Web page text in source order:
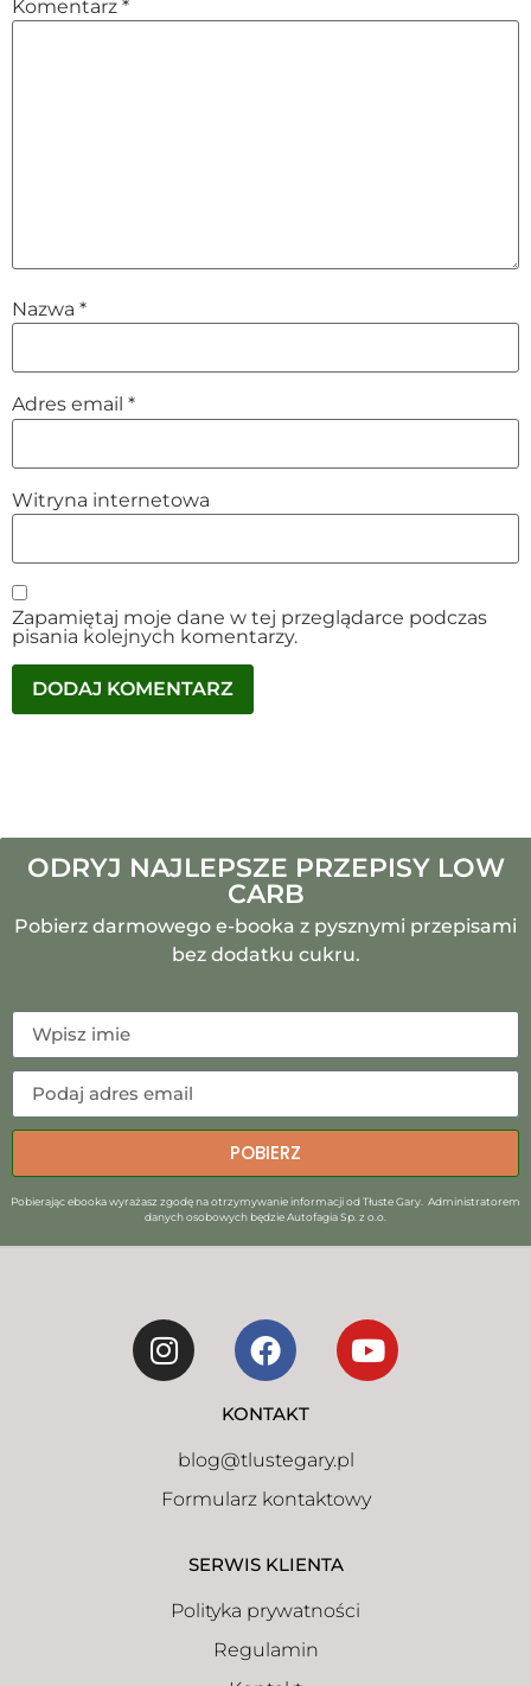
Komentarz *
Nazwa *
Adres email *
Witryna internetowa
Zapamiętaj moje dane w tej przeglądarce podczas
pisania kolejnych komentarzy.
ODRYJ NAJLEPSZE PRZEPISY LOW
CARB
Pobierz darmowego e-booka z pysznymi przepisami
bez dodatku cukru.
POBIERZ
Pobierając ebooka wyrażasz zgodę na otrzymywanie informacji od Tłuste Gary. Administratorem
danych osobowych będzie Autofagia Sp. z o.o.
KONTAKT
blog@tlustegary.pl
Formularz kontaktowy
SERWIS KLIENTA
Polityka prywatności
Regulamin